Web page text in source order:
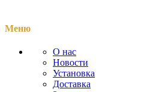
Меню
О нас
Новости
Установка
Доставка